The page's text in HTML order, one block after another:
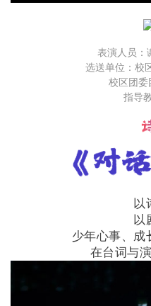
表演人员：
选送单位：校
校区团委
指导
以
以
少年心事、成
在台词与